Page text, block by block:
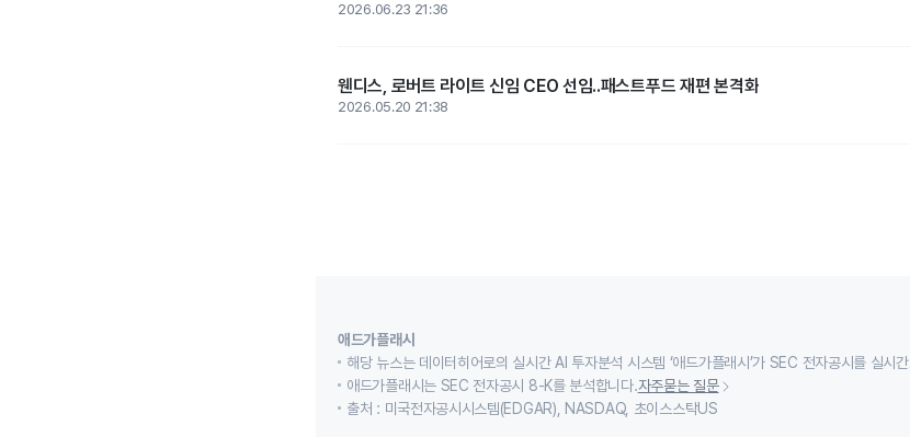
2026.06.23 21:36
웬디스, 로버트 라이트 신임 CEO 선임..패스트푸드 재편 본격화
2026.05.20 21:38
애드가플래시
해당 뉴스는 데이터히어로의 실시간 AI 투자분석 시스템 ‘애드가플래시’가 SEC 전자공시를 실시
애드가플래시는 SEC 전자공시 8-K를 분석합니다.자주묻는 질문
출처 : 미국전자공시시스템(EDGAR), NASDAQ, 초이스스탁US